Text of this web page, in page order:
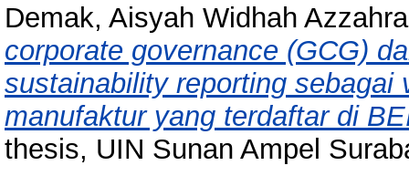
Demak, Aisyah Widhah
corporate governance (GCG)
sustainability reporting sebagai
manufaktur yang terdaftar di
thesis, UIN Sunan Ampel